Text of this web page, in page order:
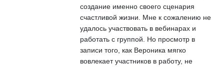
создание именно своего сценария
счастливой жизни. Мне к сожалению не
удалось участвовать в вебинарах и
работать с группой. Но просмотр в
записи того, как Вероника мягко
вовлекает участников в работу, не